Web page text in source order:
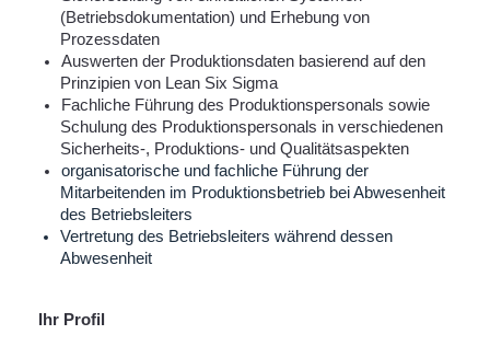
(Betriebsdokumentation) und Erhebung von
Prozessdaten
Auswerten der Produktionsdaten basierend auf den
Prinzipien von Lean Six Sigma
Fachliche Führung des Produktionspersonals sowie
Schulung des Produktionspersonals in verschiedenen
Sicherheits-, Produktions- und Qualitätsaspekten
organisatorische und fachliche Führung der
Mitarbeitenden im Produktionsbetrieb bei Abwesenheit
des Betriebsleiters
Vertretung des Betriebsleiters während dessen
Abwesenheit
Ihr Profil